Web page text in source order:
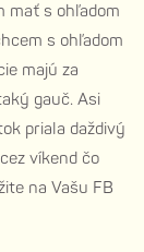
mať s ohľadom
s ohľadom
majú za
gauč. Asi
priala daždivý
víkend čo
na Vašu FB